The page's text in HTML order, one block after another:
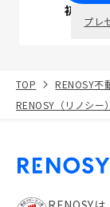
初回面談
プレ
TOP RENOSY不
RENOSY（リノシー